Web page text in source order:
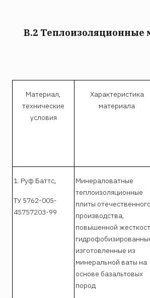
В.2 Теплоизоляционные
Материал,
технические
условия
Характеристика
материала
1. Руф Баттс,
ТУ 5762-005-
45757203-99
Минераловатные
теплоизоляционные
плиты отечественного
производства,
повышенной
изготовленные из
минеральной ваты на
основе базальтовых
пород